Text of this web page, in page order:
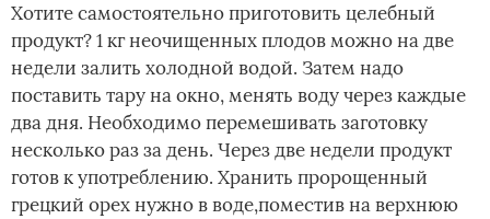
Хотите самостоятельно приготовить целебный
продукт? 1 кг неочищенных плодов можно на две
недели залить холодной водой. Затем надо
поставить тару на окно, менять воду через каждые
два дня. Необходимо перемешивать заготовку
несколько раз за день. Через две недели продукт
готов к употреблению. Хранить пророщенный
грецкий орех нужно в воде,поместив на верхнюю